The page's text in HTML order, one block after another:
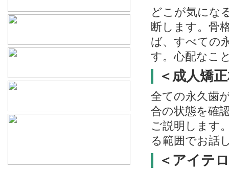
どこが気にな
断します。骨
ば、すべての
す。心配なこ
＜成人矯
全ての永久歯
合の状態を確
ご説明します
る範囲でお話
＜アイテ